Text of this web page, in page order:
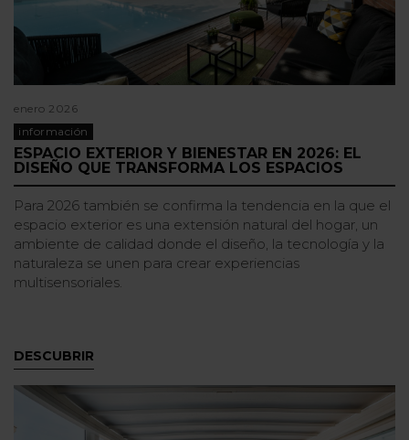
enero 2026
información
ESPACIO EXTERIOR Y BIENESTAR EN 2026: EL
DISEÑO QUE TRANSFORMA LOS ESPACIOS
Para 2026 también se confirma la tendencia en la que el
espacio exterior es una extensión natural del hogar, un
ambiente de calidad donde el diseño, la tecnología y la
naturaleza se unen para crear experiencias
multisensoriales.
DESCUBRIR